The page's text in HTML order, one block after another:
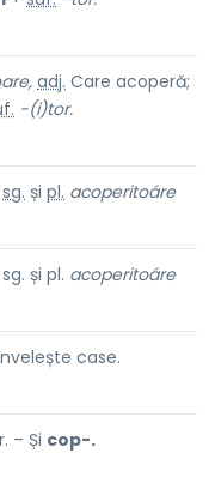
adj. Care acoperă;
-(i)tor.
sg. și pl. acoperitoáre
și pl. acoperitoáre
case.
– Și cop-.